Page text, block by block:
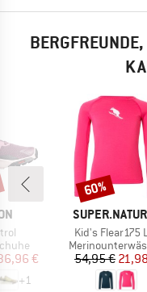
Preis
€
+1
MARKE
Artikel
Kid's Flear175
Produktgruppe
Preis
54,95 €
Rabatt
60%